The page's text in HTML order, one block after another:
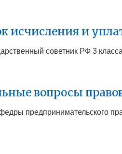
исчисления и
советник РФ 3
вопросы
предпринимательского